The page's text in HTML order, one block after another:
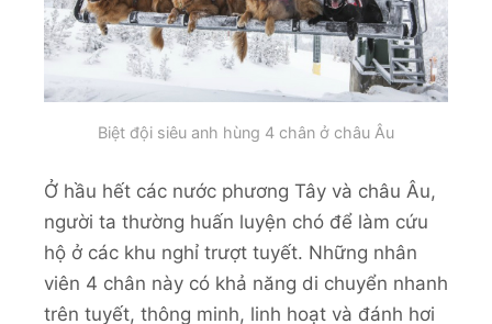
Biệt đội siêu anh hùng 4 chân ở châu Âu
Ở hầu hết các nước phương Tây và châu Âu,
người ta thường huấn luyện chó để làm cứu
hộ ở các khu nghỉ trượt tuyết. Những nhân
viên 4 chân này có khả năng di chuyển nhanh
trên tuyết, thông minh, linh hoạt và đánh hơi